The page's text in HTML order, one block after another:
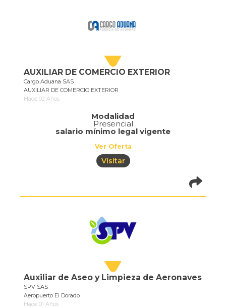
AUXILIAR DE COMERCIO EXTERIOR
Cargo Aduana SAS
AUXILIAR DE COMERCIO EXTERIOR
Hace 02 Años
Modalidad
Presencial
salario mínimo legal vigente
Ver Oferta
Visitar
of=686
Auxiliar de Aseo y Limpieza de Aeronaves
SPV SAS
Aeropuerto El Dorado
Hace 01 Años